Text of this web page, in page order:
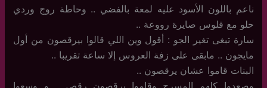
ناعم باللون الأسود عليه لمعة بالفضي .. وحاطة روج وردي
حلو مع قلوس صايرة رووعة ..
سارة تبغى تغير الجو : أقول وين اللي قالوا بيرقصون من أول
مايجون .. مابقى على زفة العروس إلا ساعة تقريبا ..
البنات قاموا عشان يرقصون ..
وصعدوا كلهم المسرح وقاموا يرقصون رقص .. و وسعوا